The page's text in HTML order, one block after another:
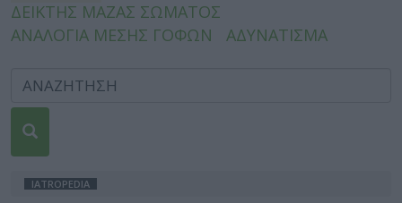
ΔΕΙΚΤΗΣ ΜΑΖΑΣ ΣΩΜΑΤΟΣ
ΑΝΑΛΟΓΙΑ ΜΕΣΗΣ ΓΟΦΩΝ
ΑΔΥΝΑΤΙΣΜΑ
IATROPEDIA